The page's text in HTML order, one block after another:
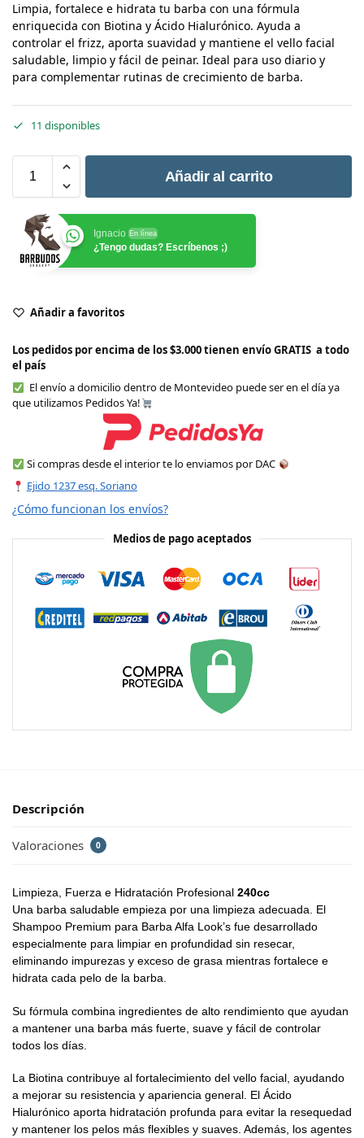
Limpia, fortalece e hidrata tu barba con una fórmula
enriquecida con Biotina y Ácido Hialurónico. Ayuda a
controlar el frizz, aporta suavidad y mantiene el vello facial
saludable, limpio y fácil de peinar. Ideal para uso diario y
para complementar rutinas de crecimiento de barba.
11 disponibles
Añadir al carrito
Ignacio En línea
¿Tengo dudas? Escríbenos ;)
Añadir a favoritos
Los pedidos por encima de los $3.000 tienen envío GRATIS a todo
el país
El envío a domicilio dentro de Montevideo puede ser en el día ya
que utilizamos Pedidos Ya!
Si compras desde el interior te lo enviamos por DAC
Ejido 1237 esq. Soriano
¿Cómo funcionan los envíos?
Medios de pago aceptados
Descripción
Valoraciones 0
Limpieza, Fuerza e Hidratación Profesional 240cc
Una barba saludable empieza por una limpieza adecuada. El
Shampoo Premium para Barba Alfa Look’s fue desarrollado
especialmente para limpiar en profundidad sin resecar,
eliminando impurezas y exceso de grasa mientras fortalece e
hidrata cada pelo de la barba.
Su fórmula combina ingredientes de alto rendimiento que ayudan
a mantener una barba más fuerte, suave y fácil de controlar
todos los días.
La Biotina contribuye al fortalecimiento del vello facial, ayudando
a mejorar su resistencia y apariencia general. El Ácido
Hialurónico aporta hidratación profunda para evitar la resequedad
y mantener los pelos más flexibles y suaves. Además, los agentes